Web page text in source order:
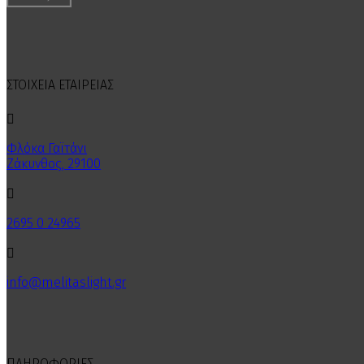
ΣΤΟΙΧΕΙΑ ΕΤΑΙΡΕΙΑΣ

Φλόκα Γαϊτάνι
Ζάκυνθος, 29100

2695 0 24965

info@melitaslight.gr